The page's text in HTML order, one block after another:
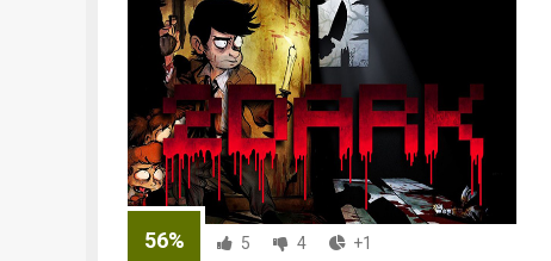
56% 5 4 +1